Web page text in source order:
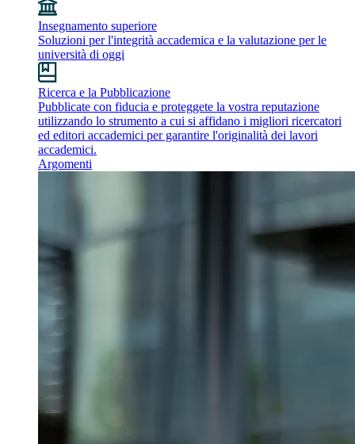
Insegnamento superiore
Soluzioni per l'integrità accademica e la valutazione per le
università di oggi
Ricerca e la Pubblicazione
Pubblicate con fiducia e proteggete la vostra reputazione
utilizzando lo strumento a cui si affidano i migliori ricercatori
ed editori accademici per garantire l'originalità dei lavori
accademici.
Argomenti